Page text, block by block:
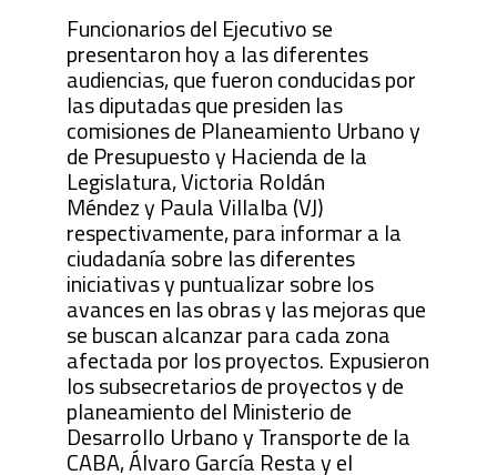
Funcionarios del Ejecutivo se
presentaron hoy a las diferentes
audiencias, que fueron conducidas por
las diputadas que presiden las
comisiones de Planeamiento Urbano y
de Presupuesto y Hacienda de la
Legislatura, Victoria Roldán
Méndez y Paula Villalba (VJ)
respectivamente, para informar a la
ciudadanía sobre las diferentes
iniciativas y puntualizar sobre los
avances en las obras y las mejoras que
se buscan alcanzar para cada zona
afectada por los proyectos. Expusieron
los subsecretarios de proyectos y de
planeamiento del Ministerio de
Desarrollo Urbano y Transporte de la
CABA, Álvaro García Resta y el